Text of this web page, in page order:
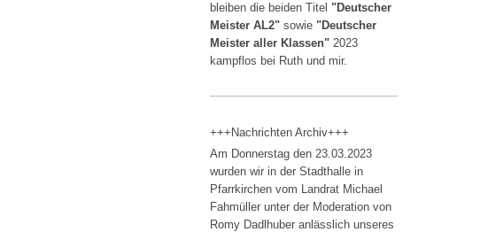
bleiben die beiden Titel "Deutscher
Meister AL2" sowie "Deutscher
Meister aller Klassen" 2023
kampflos bei Ruth und mir.
+++Nachrichten Archiv+++
Am Donnerstag den 23.03.2023
wurden wir in der Stadthalle in
Pfarrkirchen vom Landrat Michael
Fahmüller unter der Moderation von
Romy Dadlhuber anlässlich unseres